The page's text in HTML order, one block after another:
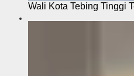
Wali Kota Tebing Tinggi